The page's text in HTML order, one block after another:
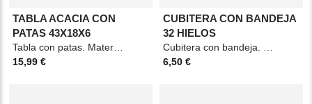
TABLA ACACIA CON
PATAS 43X18X6
15,99 €
CUBITERA CON BANDEJA
32 HIELOS
6,50 €